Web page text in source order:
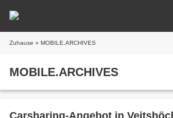
Zuhause » MOBILE.ARCHIVES
MOBILE.ARCHIVES
Carsharing-Angebot in